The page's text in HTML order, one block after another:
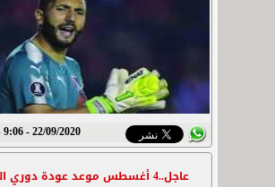
22/09/2020 - 9:06 ص
عاجل..4 أغسطس موعد عودة دوري المحترفين